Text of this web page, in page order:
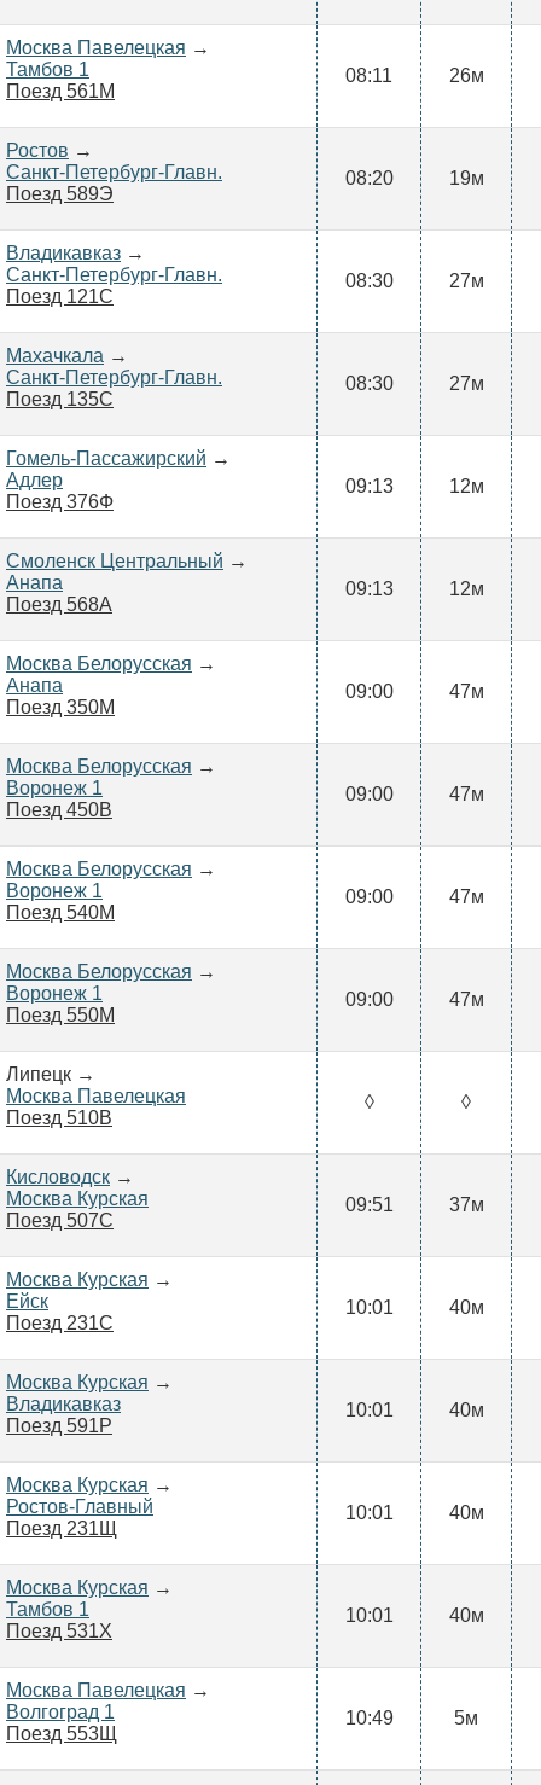
Москва Павелецкая →
Тамбов 1
Поезд 561М
08:11 26м
Ростов →
Санкт-Петербург-Главн.
Поезд 589Э
08:20 19м
Владикавказ →
Санкт-Петербург-Главн.
Поезд 121С
08:30 27м
Махачкала →
Санкт-Петербург-Главн.
Поезд 135С
08:30 27м
Гомель-Пассажирский →
Адлер
Поезд 376Ф
09:13 12м
Смоленск Центральный →
Анапа
Поезд 568А
09:13 12м
Москва Белорусская →
Анапа
Поезд 350М
09:00 47м
Москва Белорусская →
Воронеж 1
Поезд 450В
09:00 47м
Москва Белорусская →
Воронеж 1
Поезд 540М
09:00 47м
Москва Белорусская →
Воронеж 1
Поезд 550М
09:00 47м
Липецк →
Москва Павелецкая
Поезд 510В
◊ ◊
Кисловодск →
Москва Курская
Поезд 507С
09:51 37м
Москва Курская →
Ейск
Поезд 231С
10:01 40м
Москва Курская →
Владикавказ
Поезд 591Р
10:01 40м
Москва Курская →
Ростов-Главный
Поезд 231Щ
10:01 40м
Москва Курская →
Тамбов 1
Поезд 531Х
10:01 40м
Москва Павелецкая →
Волгоград 1
Поезд 553Щ
10:49 5м